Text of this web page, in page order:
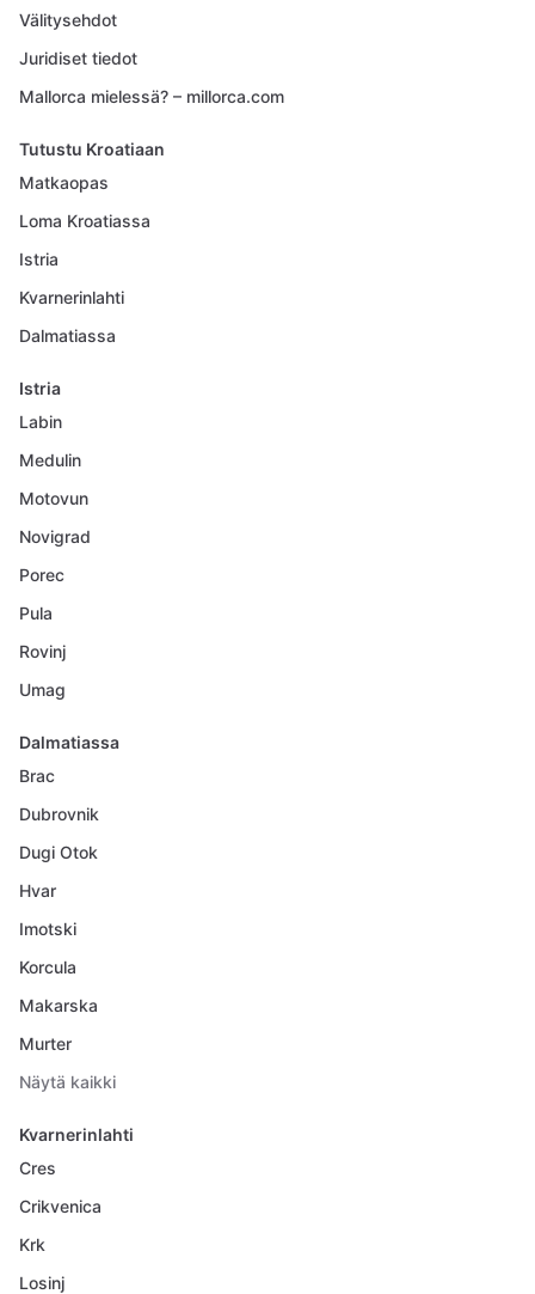
Välitysehdot
Juridiset tiedot
Mallorca mielessä? – millorca.com
Tutustu Kroatiaan
Matkaopas
Loma Kroatiassa
Istria
Kvarnerinlahti
Dalmatiassa
Istria
Labin
Medulin
Motovun
Novigrad
Porec
Pula
Rovinj
Umag
Dalmatiassa
Brac
Dubrovnik
Dugi Otok
Hvar
Imotski
Korcula
Makarska
Murter
Näytä kaikki
Kvarnerinlahti
Cres
Crikvenica
Krk
Losinj